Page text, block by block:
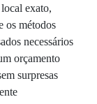
exato,
os métodos
necessários
orçamento
surpresas